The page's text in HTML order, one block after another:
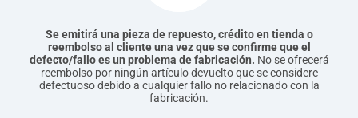
Se emitirá una pieza de repuesto, crédito en tienda o
reembolso al cliente una vez que se confirme que el
defecto/fallo es un problema de fabricación. No se ofrecerá
reembolso por ningún artículo devuelto que se considere
defectuoso debido a cualquier fallo no relacionado con la
fabricación.